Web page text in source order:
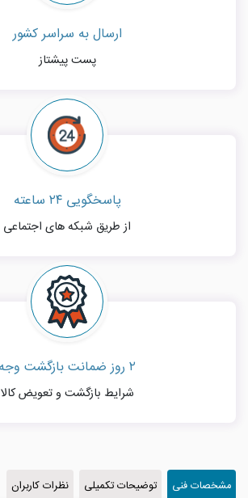
ارسال به سراسر کشور
پست پیشتاز
پاسخگویی ۲۴ ساعته
از طریق شبکه های اجتماعی
۲ روز ضمانت بازگشت وجه
شرایط بازگشت و تعویض کالا
مشخصات فنی توضیحات تکمیلی نظرات کاربران